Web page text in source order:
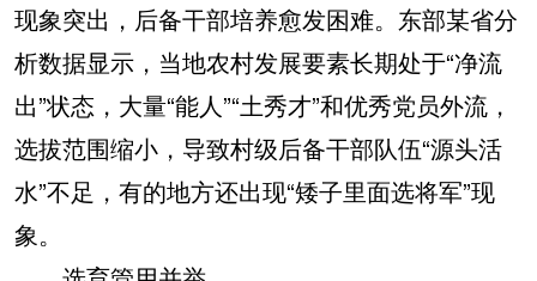
现象突出，后备干部培养愈发困难。东部某省分
析数据显示，当地农村发展要素长期处于“净流
出”状态，大量“能人”“土秀才”和优秀党员外流，
选拔范围缩小，导致村级后备干部队伍“源头活
水”不足，有的地方还出现“矮子里面选将军”现
象。